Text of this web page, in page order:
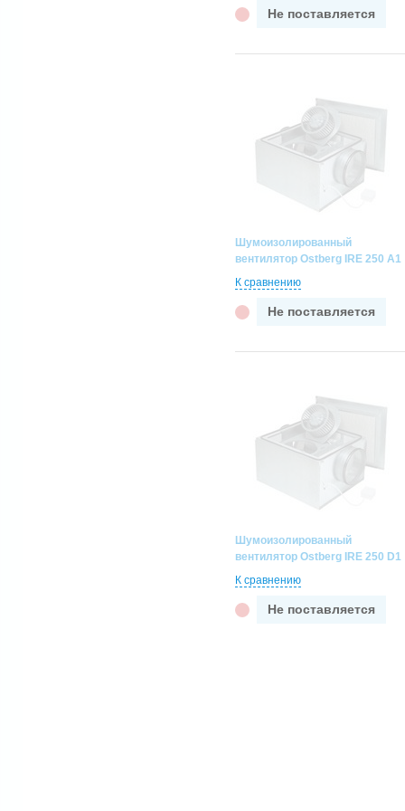
Не поставляется
Шумоизолированный
вентилятор Ostberg IRE 250 A1
К сравнению
Не поставляется
Шумоизолированный
вентилятор Ostberg IRE 250 D1
К сравнению
Не поставляется